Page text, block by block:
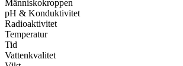
Människokroppen
pH & Konduktivitet
Radioaktivitet
Temperatur
Tid
Vattenkvalitet